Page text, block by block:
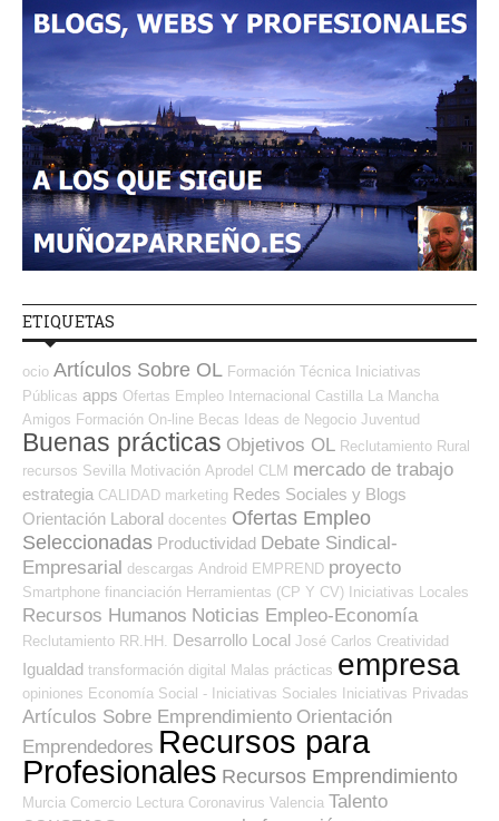
ETIQUETAS
ocio Artículos Sobre OL Formación Técnica Iniciativas
Públicas apps Ofertas Empleo Internacional Castilla La Mancha
Amigos Formación On-line Becas Ideas de Negocio Juventud
Buenas prácticas Objetivos OL Reclutamiento Rural
recursos Sevilla Motivación Aprodel CLM mercado de trabajo
estrategia CALIDAD marketing Redes Sociales y Blogs
Orientación Laboral docentes Ofertas Empleo
Seleccionadas Productividad Debate Sindical-
Empresarial descargas Android EMPREND proyecto
Smartphone financiación Herramientas (CP Y CV) Iniciativas Locales
Recursos Humanos Noticias Empleo-Economía
Reclutamiento RR.HH. Desarrollo Local José Carlos Creatividad
Igualdad transformación digital Malas prácticas empresa
opiniones Economía Social - Iniciativas Sociales Iniciativas Privadas
Artículos Sobre Emprendimiento Orientación
Emprendedores Recursos para
Profesionales Recursos Emprendimiento
Murcia Comercio Lectura Coronavirus Valencia Talento